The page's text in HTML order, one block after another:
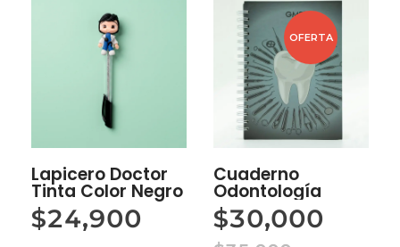
Lapicero Doctor
Tinta Color Negro
$24,900
OFERTA
Cuaderno
Odontología
$30,000